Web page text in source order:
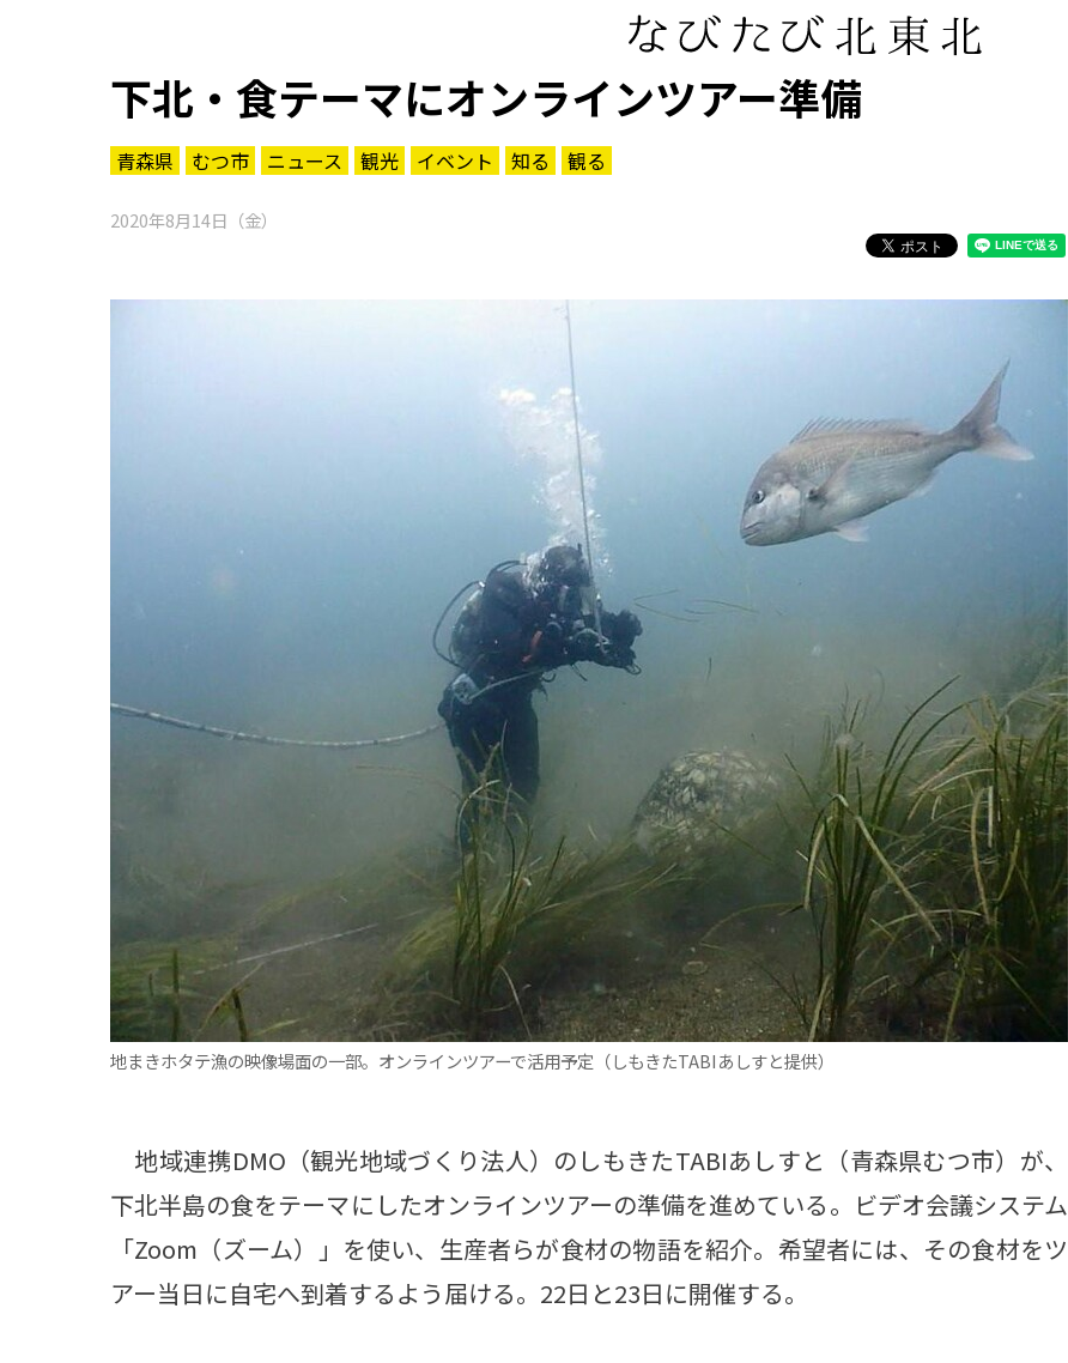
下北・食テーマにオンラインツアー準備
青森県 むつ市 ニュース 観光 イベント 知る 観る
2020年8月14日（金）
地まきホタテ漁の映像場面の一部。オンラインツアーで活用予定（しもきたTABIあしすと提供）
地域連携DMO（観光地域づくり法人）のしもきたTABIあしすと（青森県むつ市）が、
下北半島の食をテーマにしたオンラインツアーの準備を進めている。ビデオ会議システム
「Zoom（ズーム）」を使い、生産者らが食材の物語を紹介。希望者には、その食材をツ
アー当日に自宅へ到着するよう届ける。22日と23日に開催する。